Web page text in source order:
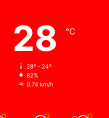
28 ℃
28º - 24º
82%
0.74 km/h